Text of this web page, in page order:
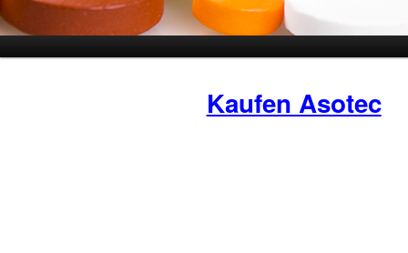
Kaufen Asotec